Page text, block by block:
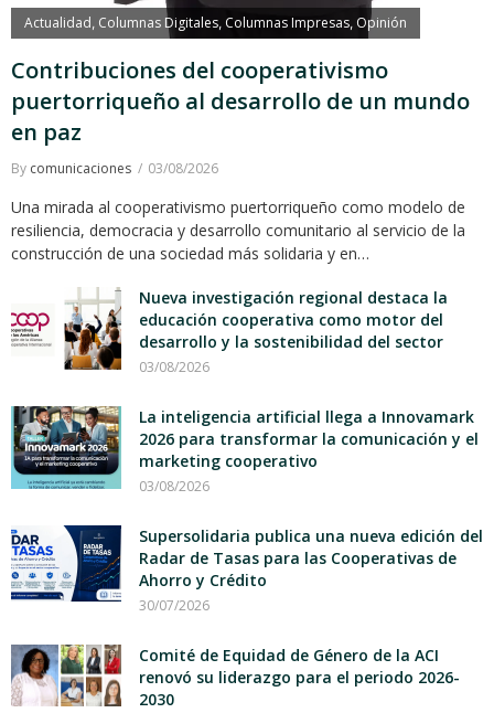
Actualidad Columnas Digitales, Columnas Impresas, Opinión
Contribuciones del cooperativismo
puertorriqueño al desarrollo de un mundo
en paz
By comunicaciones 03/08/2026
Una mirada al cooperativismo puertorriqueño como modelo de
resiliencia, democracia y desarrollo comunitario al servicio de la
construcción de una sociedad más solidaria y en…
Nueva investigación regional destaca la
educación cooperativa como motor del
desarrollo y la sostenibilidad del sector
03/08/2026
La inteligencia artificial llega a Innovamark
2026 para transformar la comunicación y el
marketing cooperativo
03/08/2026
Supersolidaria publica una nueva edición del
Radar de Tasas para las Cooperativas de
Ahorro y Crédito
30/07/2026
Comité de Equidad de Género de la ACI
renovó su liderazgo para el periodo 2026-
2030